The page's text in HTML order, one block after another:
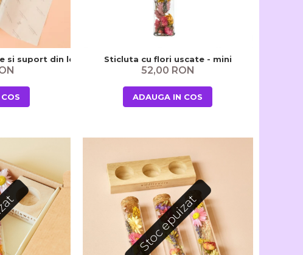
si suport din lemn - PastelSticluta cu flori uscate - mini
52,00 RON
ADAUGA IN COS
Stoc epuizat